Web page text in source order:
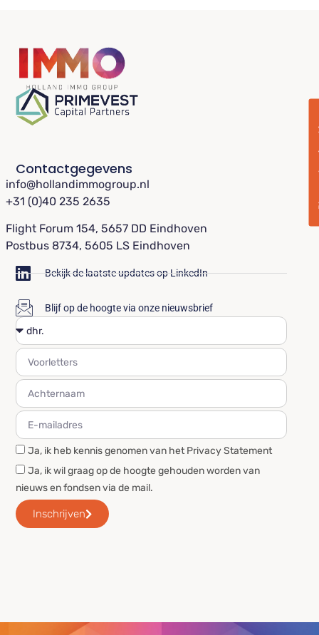
Contactgegevens
info@hollandimmogroup.nl
+31 (0)40 235 2635
Flight Forum 154, 5657 DD Eindhoven
Postbus 8734, 5605 LS Eindhoven
Bekijk de laatste updates op LinkedIn
Blijf op de hoogte via onze nieuwsbrief
Ja, ik heb kennis genomen van het Privacy Statement
Ja, ik wil graag op de hoogte gehouden worden van
nieuws en fondsen via de mail.
Inschrijven